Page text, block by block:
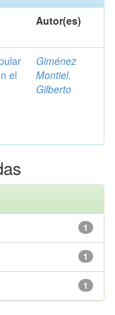
Autor(es)
el
Giménez
Montiel,
Gilberto
1
1
1